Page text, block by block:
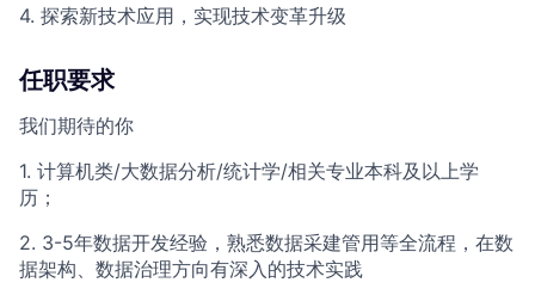
4. 探索新技术应用，实现技术变革升级
任职要求
我们期待的你
1. 计算机类/大数据分析/统计学/相关专业本科及以上学
历；
2. 3-5年数据开发经验，熟悉数据采建管用等全流程，在数
据架构、数据治理方向有深入的技术实践